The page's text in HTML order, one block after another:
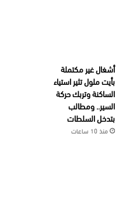
أشغال غير مكتملة
بأيت ملول تثير استياء
الساكنة وتربك حركة
السير.. ومطالب
بتدخل السلطات
منذ 10 ساعات